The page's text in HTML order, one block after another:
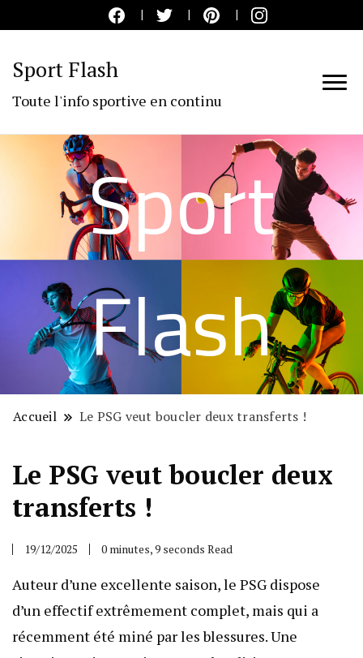
Sport Flash
Toute l'info sportive en continu
Sport
Flash
Accueil Le PSG veut boucler deux transferts !
Le PSG veut boucler deux
transferts !
19/12/2025 0 minutes, 9 seconds Read
Auteur d’une excellente saison, le PSG dispose
d’un effectif extrêmement complet, mais qui a
récemment été miné par les blessures. Une